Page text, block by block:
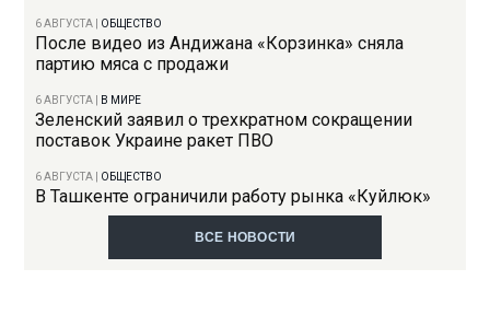
6 АВГУСТА ОБЩЕСТВО
После видео из Андижана «Корзинка» сняла
партию мяса с продажи
6 АВГУСТА В МИРЕ
Зеленский заявил о трехкратном сокращении
поставок Украине ракет ПВО
6 АВГУСТА ОБЩЕСТВО
В Ташкенте ограничили работу рынка «Куйлюк»
ВСЕ НОВОСТИ